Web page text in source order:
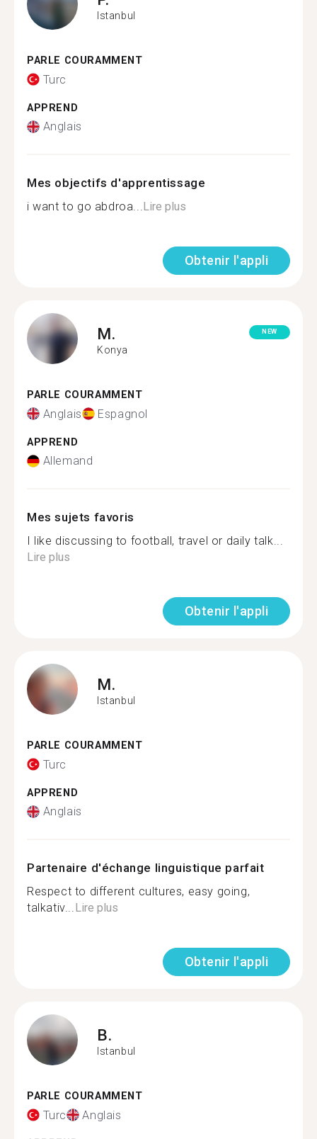
Istanbul
PARLE COURAMMENT
Turc
APPREND
Anglais
Mes objectifs d'apprentissage
i want to go abdroa...Lire plus
Obtenir l'appli
M.
Konya
NEW
PARLE COURAMMENT
Anglais Espagnol
APPREND
Allemand
Mes sujets favoris
I like discussing to football, travel or daily talk...
Lire plus
Obtenir l'appli
M.
Istanbul
PARLE COURAMMENT
Turc
APPREND
Anglais
Partenaire d'échange linguistique parfait
Respect to different cultures, easy going,
talkativ...Lire plus
Obtenir l'appli
B.
Istanbul
PARLE COURAMMENT
Turc Anglais